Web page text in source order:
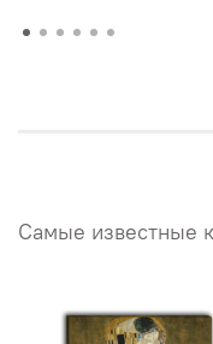
Самые известные